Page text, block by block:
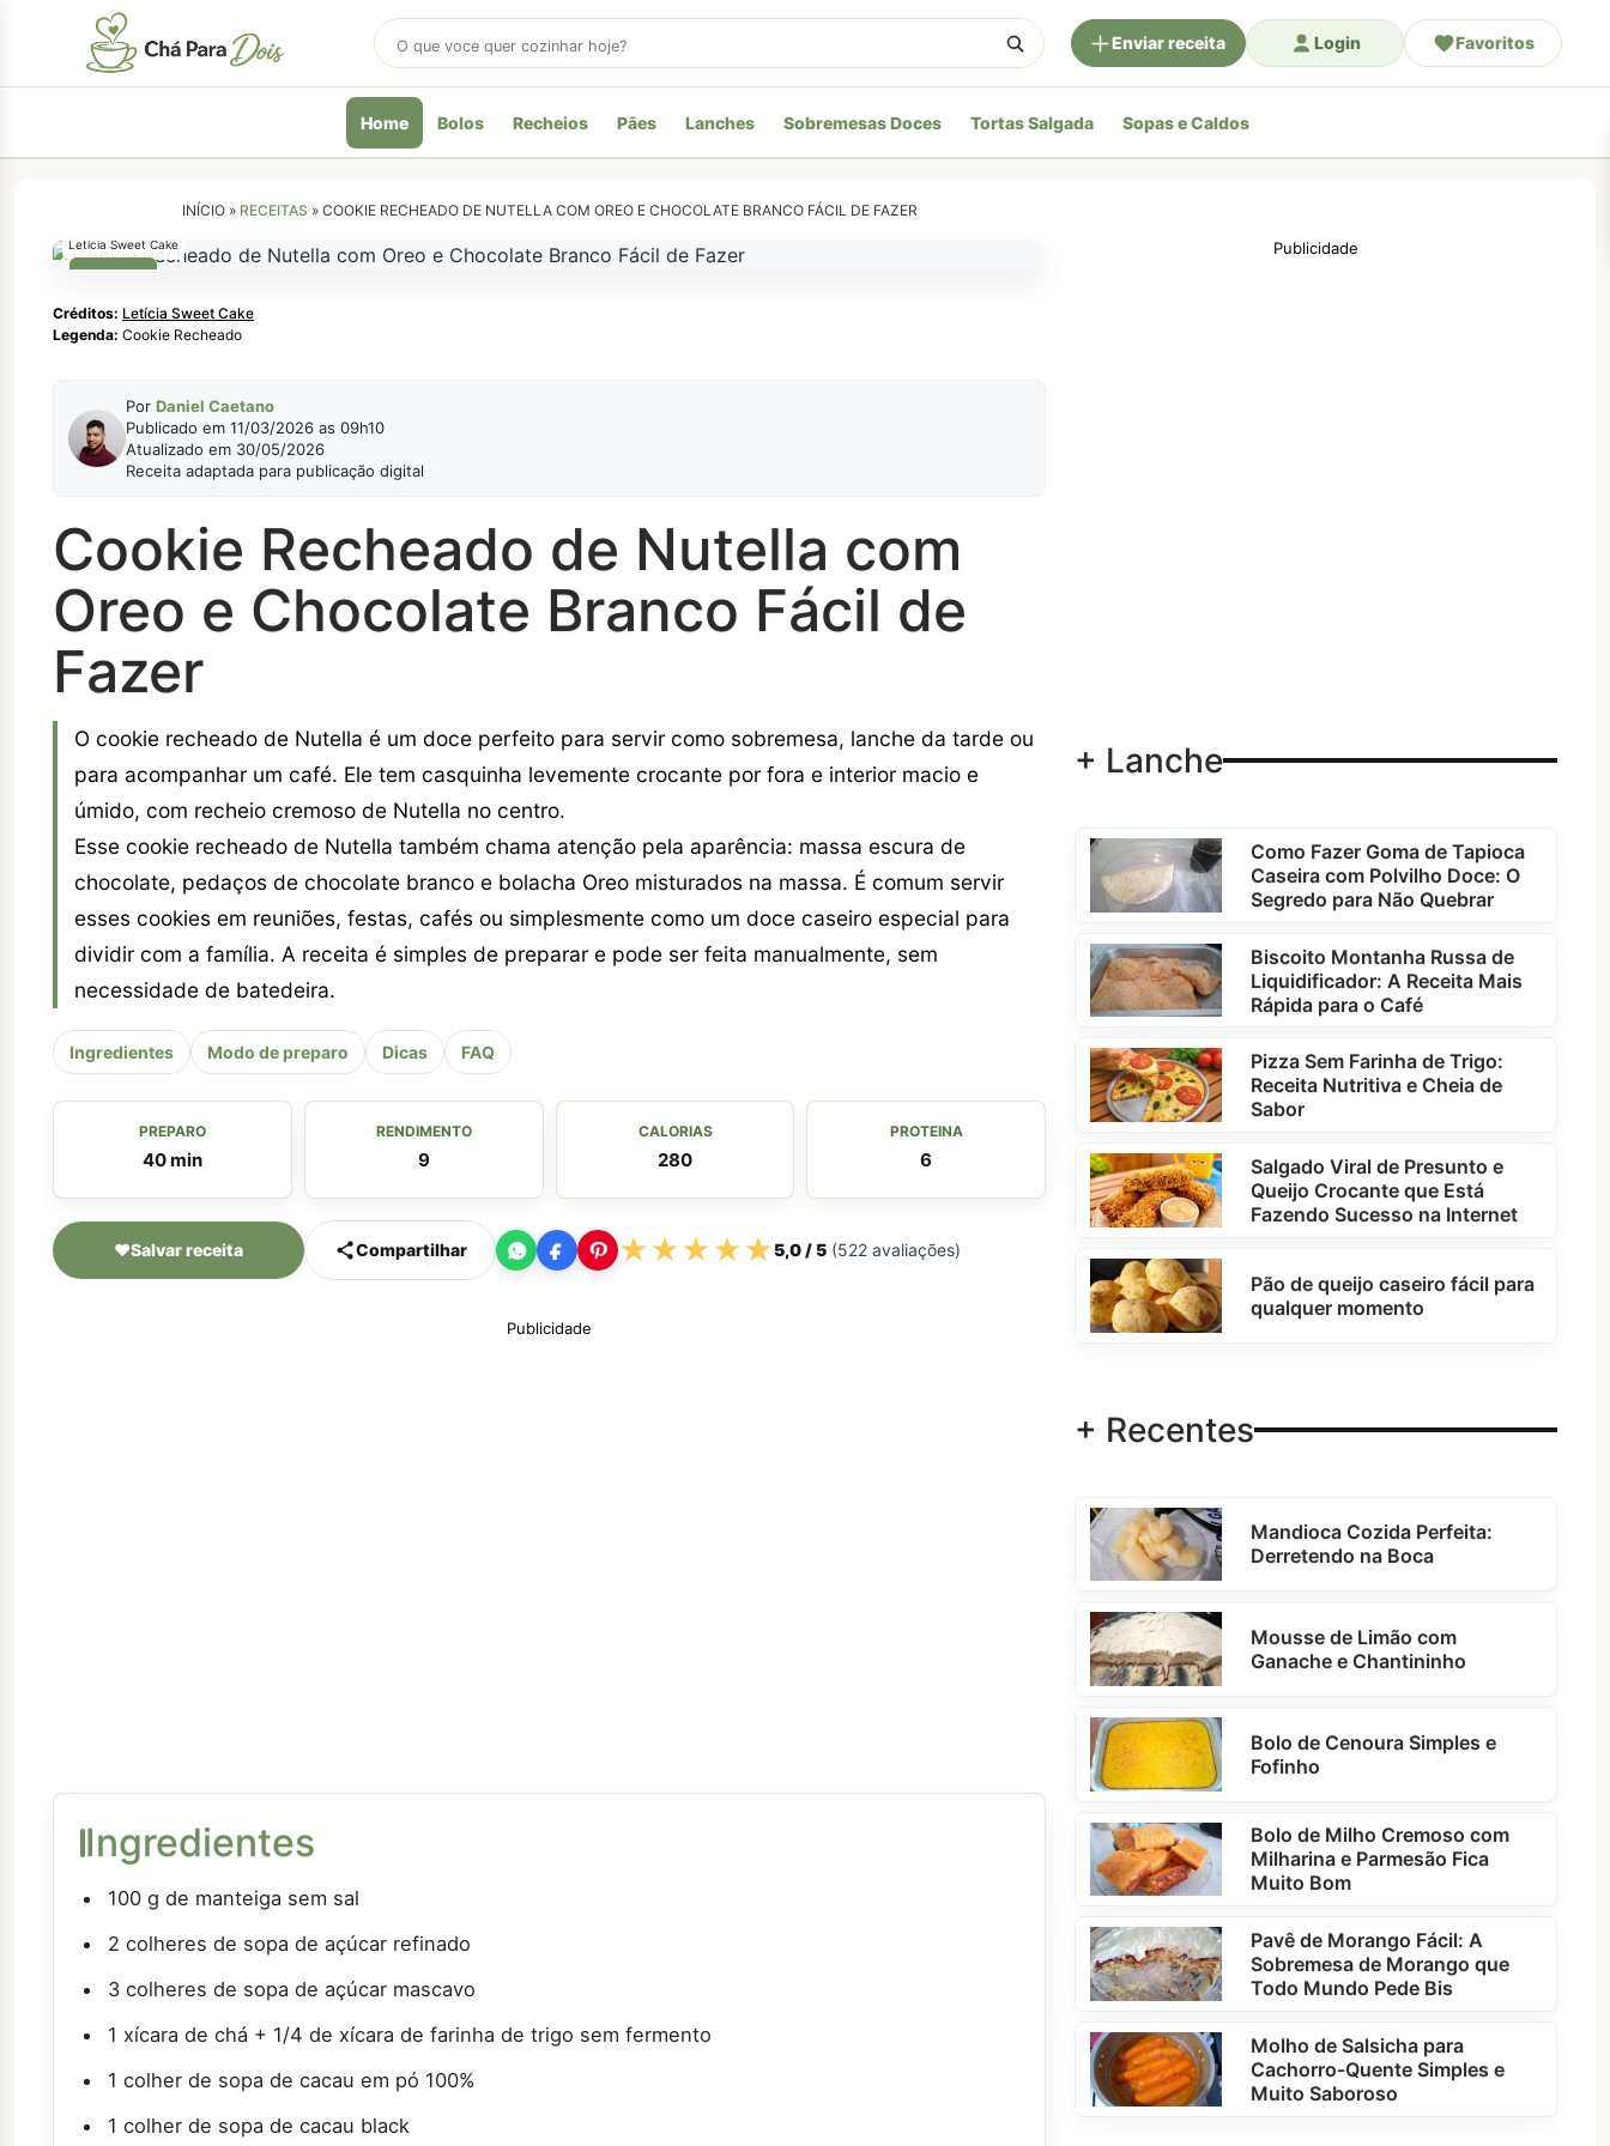
Buscar
receitas
Enviar receita Login Favoritos
Home Bolos Recheios Pães Lanches Sobremesas Doces Tortas Salgada Sopas e Caldos
INÍCIO » RECEITAS » COOKIE RECHEADO DE NUTELLA COM OREO E CHOCOLATE BRANCO FÁCIL DE FAZER
LANCHE
Letícia Sweet Cake
Créditos: Letícia Sweet Cake
Legenda: Cookie Recheado
Por Daniel Caetano
Publicado em 11/03/2026 as 09h10
Atualizado em 30/05/2026
Receita adaptada para publicação digital
Cookie Recheado de Nutella com
Oreo e Chocolate Branco Fácil de
Fazer
O cookie recheado de Nutella é um doce perfeito para servir como sobremesa, lanche da tarde ou
para acompanhar um café. Ele tem casquinha levemente crocante por fora e interior macio e
úmido, com recheio cremoso de Nutella no centro.
Esse cookie recheado de Nutella também chama atenção pela aparência: massa escura de
chocolate, pedaços de chocolate branco e bolacha Oreo misturados na massa. É comum servir
esses cookies em reuniões, festas, cafés ou simplesmente como um doce caseiro especial para
dividir com a família. A receita é simples de preparar e pode ser feita manualmente, sem
necessidade de batedeira.
Ingredientes Modo de preparo Dicas FAQ
PREPARO
40 min
RENDIMENTO
9
CALORIAS
280
PROTEINA
6
♥Salvar receita Compartilhar ★★★★★5,0/ 5 (522 avaliações)
Publicidade
Ingredientes
100 g de manteiga sem sal
2 colheres de sopa de açúcar refinado
3 colheres de sopa de açúcar mascavo
1 xícara de chá + 1/4 de xícara de farinha de trigo sem fermento
1 colher de sopa de cacau em pó 100%
1 colher de sopa de cacau black
Publicidade
+ Lanche
Como Fazer Goma de Tapioca
Caseira com Polvilho Doce: O
Segredo para Não Quebrar
Biscoito Montanha Russa de
Liquidificador: A Receita Mais
Rápida para o Café
Pizza Sem Farinha de Trigo:
Receita Nutritiva e Cheia de
Sabor
Salgado Viral de Presunto e
Queijo Crocante que Está
Fazendo Sucesso na Internet
Pão de queijo caseiro fácil para
qualquer momento
+ Recentes
Mandioca Cozida Perfeita:
Derretendo na Boca
Mousse de Limão com
Ganache e Chantininho
Bolo de Cenoura Simples e
Fofinho
Bolo de Milho Cremoso com
Milharina e Parmesão Fica
Muito Bom
Pavê de Morango Fácil: A
Sobremesa de Morango que
Todo Mundo Pede Bis
Molho de Salsicha para
Cachorro-Quente Simples e
Muito Saboroso